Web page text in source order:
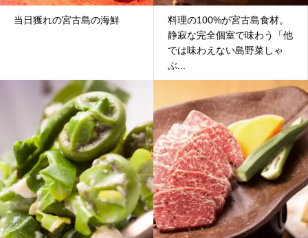
当日獲れの宮古島の海鮮
料理の100%が宮古島食材。
静寂な完全個室で味わう「他
では味わえない島野菜しゃ
ぶ...